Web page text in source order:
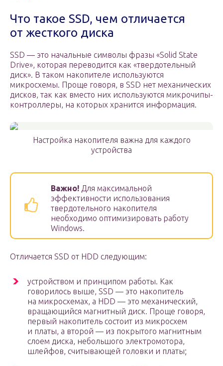
Что такое SSD, чем отличается
от жесткого диска
SSD — это начальные символы фразы «Solid State
Drive», которая переводится как «твердотельный
диск». В таком накопителе используются
микросхемы. Проще говоря, в SSD нет механических
дисков, так как вместо них используются микрочипы-
контроллеры, на которых хранится информация.
Настройка накопителя важна для каждого
устройства
Важно! Для максимальной
эффективности использования
твердотельного накопителя
необходимо оптимизировать работу
Windows.
Отличается SSD от HDD следующим:
устройством и принципом работы. Как
говорилось выше, SSD — это накопитель
на микросхемах, а HDD — это механический,
вращающийся магнитный диск. Проще говоря,
первый накопитель состоит из микросхем
и платы, а второй — из покрытого магнитным
слоем диска, небольшого электромотора,
шлейфов, считывающей головки и платы;